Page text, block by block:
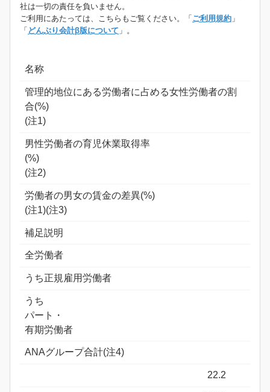
社は一切の責任を負いません。
ご利用にあたっては、こちらもご覧ください。「 ご利用規約 」
「 どんぶり会計β版について 」。
名称
管理的地位にある労働者に占める女性労働者の割
合(%)
(注1)
男性労働者の育児休業取得率
(%)
(注2)
労働者の男女の賃金の差異(%)
(注1)(注3)
補足説明
全労働者
うち正規雇用労働者
うち
パート・
有期労働者
ANAグループ合計(注4)
22.2